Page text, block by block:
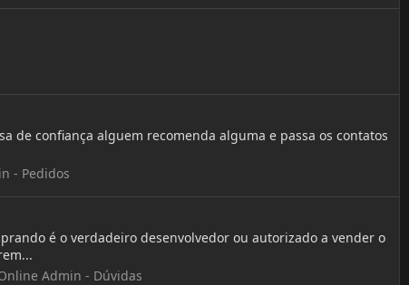
de confiança alguem recomenda alguma e passa os contatos
- Pedidos
é o verdadeiro desenvolvedor ou autorizado a vender o
Admin - Dúvidas